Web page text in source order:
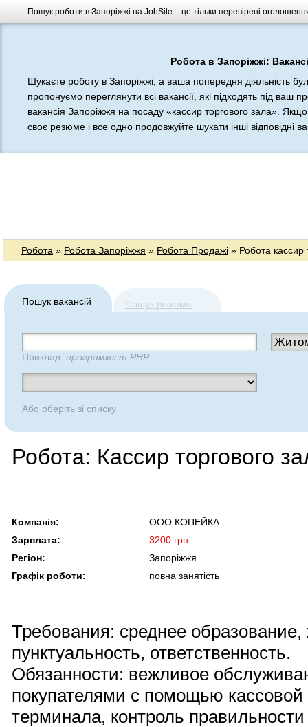
Пошук роботи в Запоріжжі на JobSite – це тільки перевірені
Робота в Запоріжжі:
Шукаєте роботу в Запоріжжі, а ваша попередня діяльність
пропонуємо переглянути всі вакансії, які підходять під ваш
вакансія Запоріжжя на посаду «кассир торгового зала».
своє резюме і все одно продовжуйте шукати інші відповідні
Робота » Робота Запоріжжя » Робота Продажі » Робота кассир
Пошук вакансій Пошук резюме
Приклад: программіст PHP
Або оберіть зі списку
Робота: Кассир торгового
Компанія:
ООО КОПЕЙКА
Зарплата:
3200 грн.
Регіон:
Запоріжжя
Графік роботи:
повна занятість
Требования: среднее
пунктуальность, ответственность.
Обязанности: вежливое
покупателями с помощью
терминала, контроль